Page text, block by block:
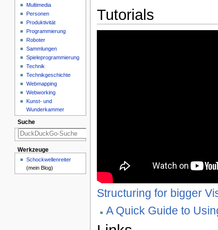
Tutorials
Structuring for bigger
A Quick Guide to
Multimedia
Personen
Produktivität
Programmierung
Roboter
Sammlungen
Spieleprogrammierung
Technik
Technikgeschichte
Webmapping
Webworking
Kunst- und
Wunderkammer
Suche
Werkzeuge
Schockwellenreiter
(mein Blog)